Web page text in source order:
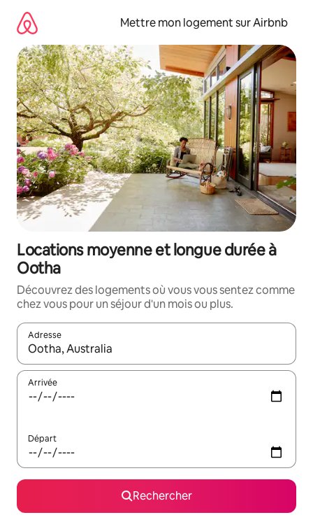
directement
contenu
Mettre mon logement sur Airbnb
Locations moyenne et longue durée à
Ootha
Découvrez des logements où vous vous sentez comme
chez vous pour un séjour d'un mois ou plus.
Adresse
Lorsque les résultats s'affichent, utilisez les flèches vers le
Arrivée
Départ
Rechercher